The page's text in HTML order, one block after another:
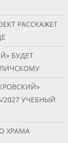
РАССКАЖЕТ
БУДЕТ
УЧЕБНЫЙ
ХРАМА